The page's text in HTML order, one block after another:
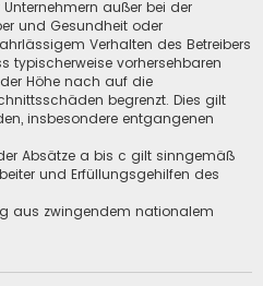
außer bei der
und Gesundheit oder
Verhalten des Betreibers
typischerweise vorhersehbaren
Höhe nach auf die
begrenzt. Dies gilt
insbesondere entgangenen
Absätze a bis c gilt sinngemäß
und Erfüllungsgehilfen des
aus zwingendem nationalem